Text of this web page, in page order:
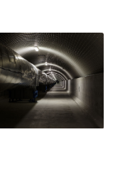
L’interferometro